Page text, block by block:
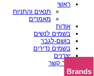
ראשי
תנאים והתניות
מאמרים
אודות
בשמים לנשים
בושם-לגבר
בשמים נדירים
יצרנים
צור קשר
Brands